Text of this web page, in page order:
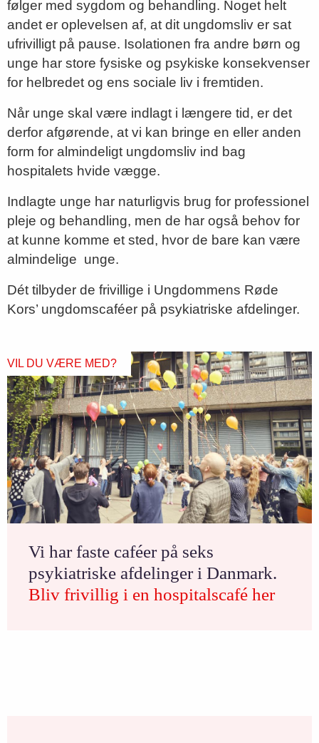
følger med sygdom og behandling. Noget helt
andet er oplevelsen af, at dit ungdomsliv er sat
ufrivilligt på pause. Isolationen fra andre børn og
unge har store fysiske og psykiske konsekvenser
for helbredet og ens sociale liv i fremtiden.
Når unge skal være indlagt i længere tid, er det
derfor afgørende, at vi kan bringe en eller anden
form for almindeligt ungdomsliv ind bag
hospitalets hvide vægge.
Indlagte unge har naturligvis brug for professionel
pleje og behandling, men de har også behov for
at kunne komme et sted, hvor de bare kan være
almindelige unge.
Dét tilbyder de frivillige i Ungdommens Røde
Kors’ ungdomscaféer på psykiatriske afdelinger.
VIL DU VÆRE MED?
Vi har faste caféer på seks
psykiatriske afdelinger i Danmark.
Bliv frivillig i en hospitalscafé her